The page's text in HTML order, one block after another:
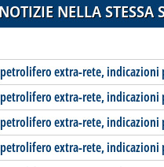
NOTIZIE NELLA STESSA
extra-rete, indicazioni
extra-rete, indicazioni
extra-rete, indicazioni
extra-rete, indicazioni